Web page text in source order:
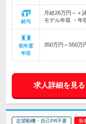
給与
月給26万円～＋
モデル年収 ・年
初年度
年収
350万円～550万
求人詳細を見る
志望動機・自己PR不要